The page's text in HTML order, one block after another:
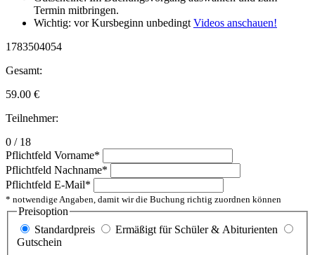
Termin mitbringen.
Wichtig: vor Kursbeginn unbedingt Videos anschauen!
1783504054
Gesamt:
59.00 €
Teilnehmer:
0 / 18
Pflichtfeld Vorname*
Pflichtfeld Nachname*
Pflichtfeld E-Mail*
* notwendige Angaben, damit wir die Buchung richtig zuordnen können
Preisoption
Standardpreis
Ermäßigt für Schüler & Abiturienten
Gutschein